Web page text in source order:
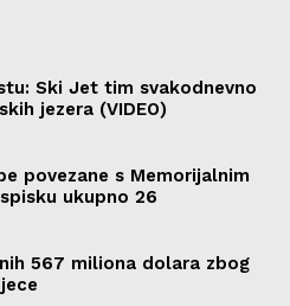
Ski Jet tim svakodnevno
jezera (VIDEO)
povezane s Memorijalnim
ukupno 26
567 miliona dolara zbog